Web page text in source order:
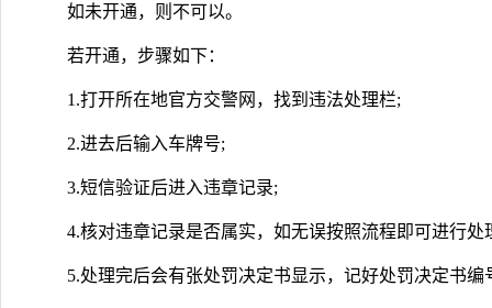
如未开通，则不可以。
若开通，步骤如下：
1.打开所在地官方交警网，找到违法处理栏;
2.进去后输入车牌号;
3.短信验证后进入违章记录;
4.核对违章记录是否属实，如无误按照流程即可进行处
5.处理完后会有张处罚决定书显示，记好处罚决定书编